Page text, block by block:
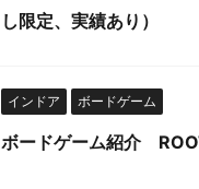
し限定、実績あり）
インドア ボードゲーム
ボードゲーム紹介